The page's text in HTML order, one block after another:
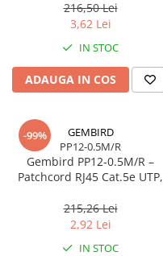
216,50 Lei
3,62 Lei
IN STOC
ADAUGA IN COS
-99%
GEMBIRD
PP12-0.5M/R
Gembird PP12‑0.5M/R –
Patchcord RJ45 Cat.5e UTP,
215,26 Lei
2,92 Lei
IN STOC